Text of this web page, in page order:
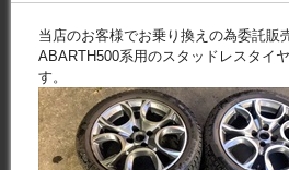
当店のお客様でお乗り換えの為委託販
ABARTH500系用のスタッドレスタイ
す。